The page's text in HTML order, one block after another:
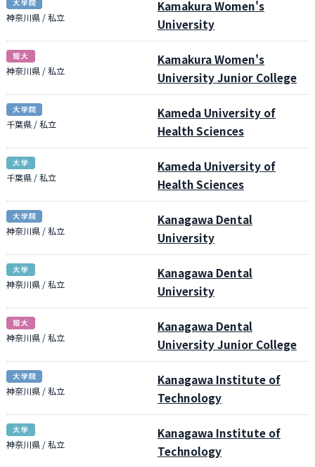
神奈川県 / 私立
Kamakura Women's
University
神奈川県 / 私立
Kamakura Women's
University Junior College
千葉県 / 私立
Kameda University of
Health Sciences
千葉県 / 私立
Kameda University of
Health Sciences
神奈川県 / 私立
Kanagawa Dental
University
神奈川県 / 私立
Kanagawa Dental
University
神奈川県 / 私立
Kanagawa Dental
University Junior College
神奈川県 / 私立
Kanagawa Institute of
Technology
神奈川県 / 私立
Kanagawa Institute of
Technology